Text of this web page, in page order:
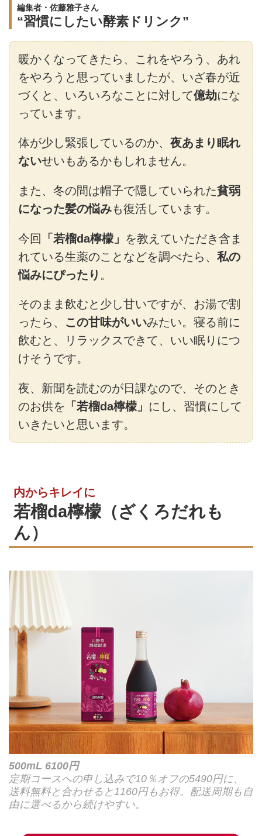
編集者・佐藤雅子さん
“習慣にしたい酵素ドリンク”
暖かくなってきたら、これをやろう、あれ
をやろうと思っていましたが、いざ春が近
づくと、いろいろなことに対して億劫にな
っています。
体が少し緊張しているのか、 夜あまり眠れ
ないせいもあるかもしれません。
また、冬の間は帽子で隠していられた貧弱
になった髪の悩みも復活しています。
今回 「若榴da檸檬」 を教えていただき含ま
れている生薬のことなどを調べたら、 私の
悩みにぴったり 。
そのまま飲むと少し甘いですが、お湯で割
ったら、
この甘味がいいみたい。寝る前に
飲むと、リラックスできて、いい眠りにつ
けそうです。
夜、新聞を読むのが日課なので、そのとき
のお供を 「若榴da檸檬」 にし、習慣にして
いきたいと思います。
内からキレイに
若榴da檸檬（ざくろだれも
ん）
500mL 6100円
定期コースへの申し込みで10％オフの5490円に、
送料無料と合わせると1160円もお得。配送周期も自
由に選べるから続けやすい。